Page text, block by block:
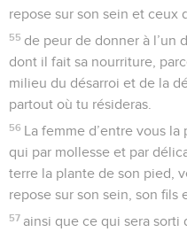
repose sur son sein et ceux
55 de peur de donner à l’un
dont il fait sa nourriture,
milieu du désarroi et de la
partout où tu résideras.
56 La femme d’entre vous
qui par mollesse et par
terre la plante de son pied,
repose sur son sein, son fils
57 ainsi que ce qui sera sorti